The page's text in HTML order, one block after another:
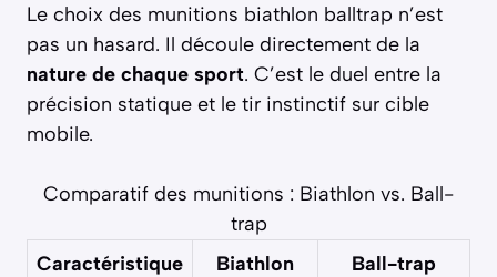
Le choix des munitions biathlon balltrap n’est
pas un hasard. Il découle directement de la
nature de chaque sport. C’est le duel entre la
précision statique et le tir instinctif sur cible
mobile.
Comparatif des munitions : Biathlon vs. Ball-
trap
Caractéristique
Biathlon Ball-trap